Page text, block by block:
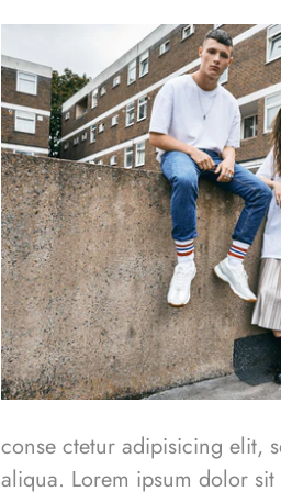
conse ctetur adipisicing elit,
aliqua. Lorem ipsum dolor